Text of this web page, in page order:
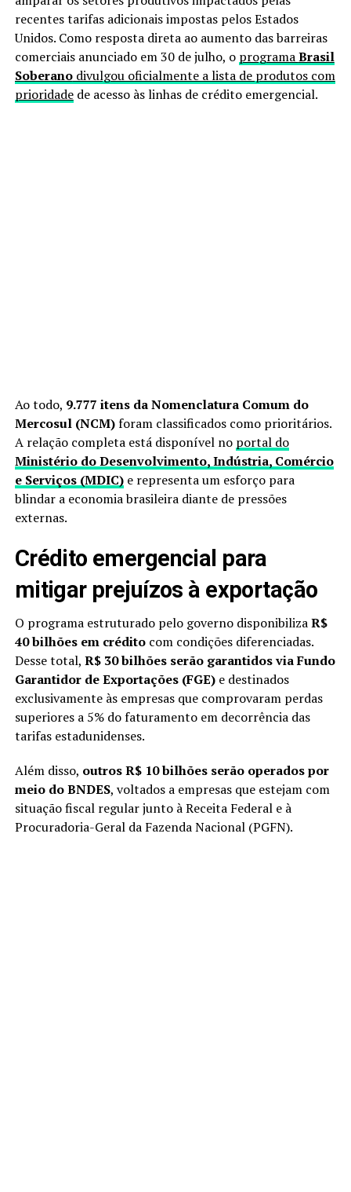
recentes tarifas adicionais impostas pelos Estados
Unidos. Como resposta direta ao aumento das barreiras
comerciais anunciado em 30 de julho, o programaBrasil
Soberanodivulgou oficialmente a lista de produtos com
prioridadede acesso às linhas de crédito emergencial.
Ao todo, 9.777 itens da Nomenclatura Comum do
Mercosul (NCM)foram classificados como prioritários.
A relação completa está disponível no portal do
Ministério do Desenvolvimento, Indústria, Comércio
e Serviços (MDIC)e representa um esforço para
blindar a economia brasileira diante de pressões
externas.
Crédito emergencial para
mitigar prejuízos à exportação
O programa estruturado pelo governo disponibilizaR$
40 bilhões em créditocom condições diferenciadas.
Desse total, R$ 30 bilhões serão garantidos via Fundo
Garantidor de Exportações (FGE)e destinados
exclusivamente às empresas que comprovaram perdas
superiores a 5% do faturamento em decorrência das
tarifas estadunidenses.
Além disso, outros R$ 10 bilhões serão operados por
meio do BNDES, voltados a empresas que estejam com
situação fiscal regular junto à Receita Federal e à
Procuradoria-Geral da Fazenda Nacional (PGFN).